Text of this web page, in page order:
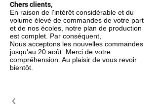
Chers clients,
En raison de l'intérêt considérable et du
volume élevé de commandes de votre part
et de nos écoles, notre plan de production
est complet. Par conséquent,
Nous acceptons les nouvelles commandes
jusqu'au 20 août. Merci de votre
compréhension. Au plaisir de vous revoir
bientôt.